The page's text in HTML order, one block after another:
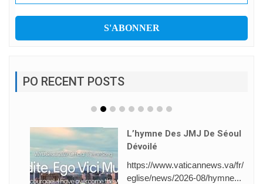
PO RECENT POSTS
L’hymne Des JMJ De Séoul
Dévoilé
https://www.vaticannews.va/fr/
eglise/news/2026-08/hymne...